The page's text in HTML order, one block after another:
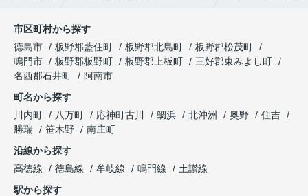
市区町村から探す
徳島市
板野郡藍住町 板野郡北島町
板野郡松茂町
鳴門市
板野郡板野町 板野郡上板町
三好郡東みよし町
名西郡石井町
阿南市
町名から探す
川内町
八万町 応神町古川 鯛浜 北沖洲 奥野
住吉
勝瑞
笹木野
南庄町
沿線から探す
高徳線
徳島線 牟岐線 鳴門線
土讃線
駅から探す